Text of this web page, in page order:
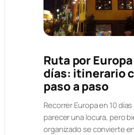
Ruta por
días: itinerario
paso a paso
Recorrer Europa en 10
parecer una locura, pero
organizado se convierte